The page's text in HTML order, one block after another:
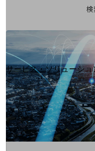
自治体・地域社会との共創
LGPF(Local Government
別ウィンドウで開きます
サービス・ソリューショ
サービス・ソリューショ
DXに関する課題を解決する
サービス・ソリューションをご
カテゴリーで探す
カテゴリーで探すTOP
ネットワーク・モバイル